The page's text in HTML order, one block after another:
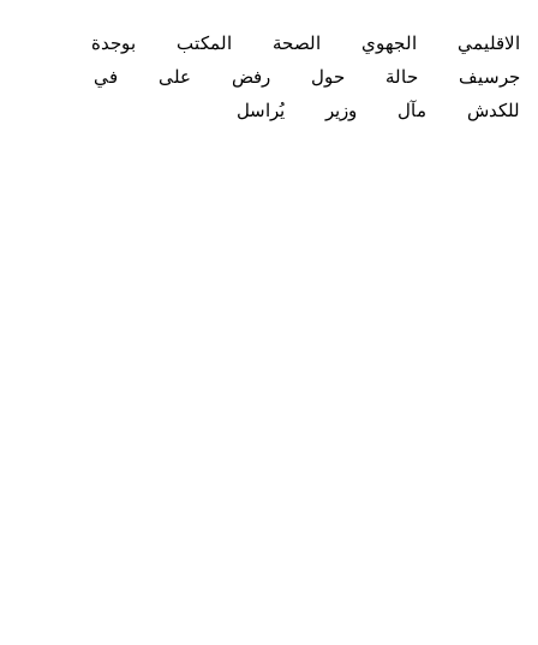
الاقليمي الجهوي الصحة المكتب
بوجدة
جرسيف
حالة حول رفض على
في
للكدش
مآل وزير يُراسل